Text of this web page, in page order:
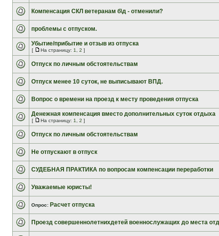
Компенсация СКЛ ветеранам б\д - отменили?
проблемы с отпуском.
Убытие/прибытие и отзыв из отпуска
[ На страницу: 1 2 ]
Отпуск по личным обстоятельствам
Отпуск менее 10 суток, не выписывают ВПД.
Вопрос о времени на проезд к месту проведения отпуска
Денежная компенсация вместо дополнительных суток отдыха
[ На страницу: 1 2 ]
Отпуск по личным обстоятельствам
Не отпускают в отпуск
СУДЕБНАЯ ПРАКТИКА по вопросам компенсации переработки
Уважаемые юристы!
Опрос: Расчет отпуска
Проезд совершеннолетнихдетей военнослужащих до места